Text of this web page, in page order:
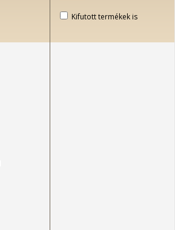
Kifutott termékek is